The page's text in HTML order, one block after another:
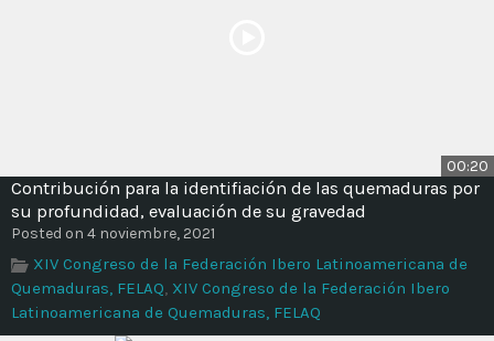
00:20
Contribución para la identifiación de las quemaduras por
su profundidad, evaluación de su gravedad
Posted on 4 noviembre, 2021
XIV Congreso de la Federación Ibero Latinoamericana de
Quemaduras, FELAQ, XIV Congreso de la Federación Ibero
Latinoamericana de Quemaduras, FELAQ